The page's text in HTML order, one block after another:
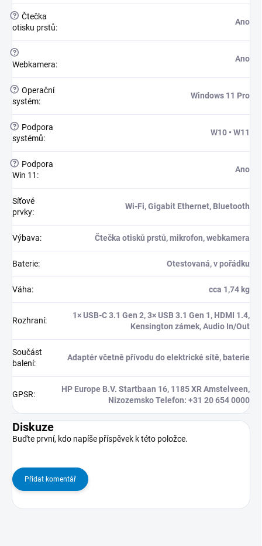
? Čtečka
otisku prstů:
Ano
?
Webkamera:
Ano
? Operační
systém:
Windows 11 Pro
?
Podpora
systémů:
W10 • W11
?
Podpora
Win 11 :
Ano
Síťové
prvky:
Wi-Fi, Gigabit Ethernet, Bluetooth
Výbava: Čtečka otisků prstů, mikrofon, webkamera
Baterie: Otestovaná, v pořádku
Váha: cca 1,74 kg
Rozhraní:
1× USB-C 3.1 Gen 2, 3× USB 3.1 Gen 1, HDMI 1.4,
Kensington zámek, Audio In/Out
Součást
balení:
Adaptér včetně přívodu do elektrické sítě, baterie
GPSR:
HP Europe B.V. Startbaan 16, 1185 XR Amstelveen,
Nizozemsko Telefon: +31 20 654 0000
Diskuze
Buďte první, kdo napíše příspěvek k této položce.
Přidat komentář